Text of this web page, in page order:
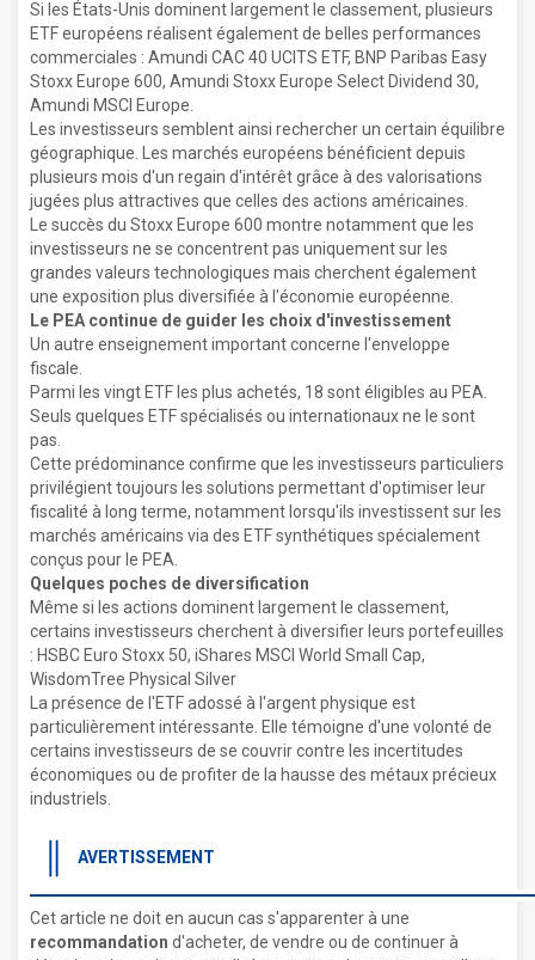
Si les États-Unis dominent largement le classement, plusieurs
ETF européens réalisent également de belles performances
commerciales : Amundi CAC 40 UCITS ETF, BNP Paribas Easy
Stoxx Europe 600, Amundi Stoxx Europe Select Dividend 30,
Amundi MSCI Europe.
Les investisseurs semblent ainsi rechercher un certain équilibre
géographique. Les marchés européens bénéficient depuis
plusieurs mois d'un regain d'intérêt grâce à des valorisations
jugées plus attractives que celles des actions américaines.
Le succès du Stoxx Europe 600 montre notamment que les
investisseurs ne se concentrent pas uniquement sur les
grandes valeurs technologiques mais cherchent également
une exposition plus diversifiée à l'économie européenne.
Le PEA continue de guider les choix d'investissement
Un autre enseignement important concerne l'enveloppe
fiscale.
Parmi les vingt ETF les plus achetés, 18 sont éligibles au PEA.
Seuls quelques ETF spécialisés ou internationaux ne le sont
pas.
Cette prédominance confirme que les investisseurs particuliers
privilégient toujours les solutions permettant d'optimiser leur
fiscalité à long terme, notamment lorsqu'ils investissent sur les
marchés américains via des ETF synthétiques spécialement
conçus pour le PEA.
Quelques poches de diversification
Même si les actions dominent largement le classement,
certains investisseurs cherchent à diversifier leurs portefeuilles
: HSBC Euro Stoxx 50, iShares MSCI World Small Cap,
WisdomTree Physical Silver
La présence de l'ETF adossé à l'argent physique est
particulièrement intéressante. Elle témoigne d'une volonté de
certains investisseurs de se couvrir contre les incertitudes
économiques ou de profiter de la hausse des métaux précieux
industriels.
AVERTISSEMENT
Cet article ne doit en aucun cas s'apparenter à une
recommandation d'acheter, de vendre ou de continuer à